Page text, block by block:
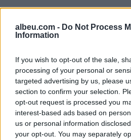
albeu.com - Do Not Process
Information
If you wish to opt-out of the sale,
processing of your personal or
targeted advertising by us, please
section to confirm your selection.
opt-out request is processed you
interest-based ads based on
us or personal information
your opt-out. You may separately
Shtuarmë9.07.2023 14:46
Tags:
ju shtohen nishanet ,
gjate veres